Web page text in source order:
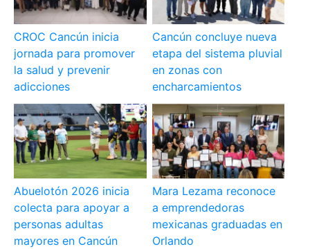
CROC Cancún inicia
jornada para promover
la salud y prevenir
adicciones
Cancún concluye nueva
etapa del sistema pluvial
en zonas con
encharcamientos
Abuelotón 2026 inicia
colecta para apoyar a
personas adultas
mayores en Cancún
Mara Lezama reconoce
a emprendedoras
mexicanas graduadas en
Orlando